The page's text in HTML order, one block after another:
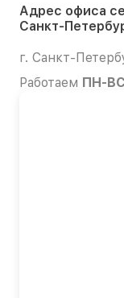
Адрес офиса
Санкт-
г. Санкт-
Работаем ПН-ВС